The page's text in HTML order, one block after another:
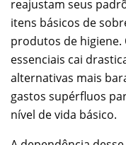
reajustam seus
itens básicos de
produtos de higiene.
essenciais cai
alternativas mais
gastos supérfluos
nível de vida básico.